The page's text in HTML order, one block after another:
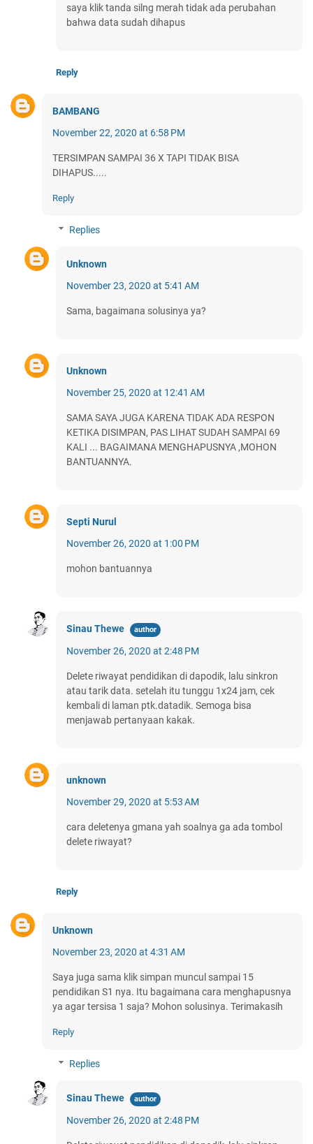
saya klik tanda silng merah tidak ada perubahan
bahwa data sudah dihapus
Reply
BAMBANG
November 22, 2020 at 6:58 PM
TERSIMPAN SAMPAI 36 X TAPI TIDAK BISA
DIHAPUS.....
Reply
Replies
Unknown
November 23, 2020 at 5:41 AM
Sama, bagaimana solusinya ya?
Unknown
November 25, 2020 at 12:41 AM
SAMA SAYA JUGA KARENA TIDAK ADA RESPON
KETIKA DISIMPAN, PAS LIHAT SUDAH SAMPAI 69
KALI ... BAGAIMANA MENGHAPUSNYA ,MOHON
BANTUANNYA.
Septi Nurul
November 26, 2020 at 1:00 PM
mohon bantuannya
Sinau Thewe
November 26, 2020 at 2:48 PM
Delete riwayat pendidikan di dapodik, lalu sinkron
atau tarik data. setelah itu tunggu 1x24 jam, cek
kembali di laman ptk.datadik. Semoga bisa
menjawab pertanyaan kakak.
unknown
November 29, 2020 at 5:53 AM
cara deletenya gmana yah soalnya ga ada tombol
delete riwayat?
Reply
Unknown
November 23, 2020 at 4:31 AM
Saya juga sama klik simpan muncul sampai 15
pendidikan S1 nya. Itu bagaimana cara menghapusnya
ya agar tersisa 1 saja? Mohon solusinya. Terimakasih
Reply
Replies
Sinau Thewe
November 26, 2020 at 2:48 PM